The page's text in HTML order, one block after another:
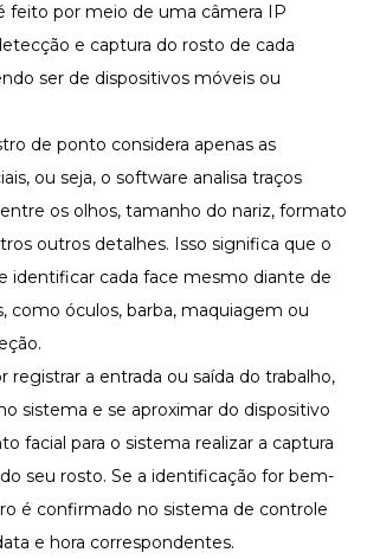
feito por meio de uma câmera IP
e captura do rosto de cada
ser de dispositivos móveis ou
de ponto considera apenas as
ou seja, o software analisa traços
os olhos, tamanho do nariz, formato
outros detalhes. Isso significa que o
identificar cada face mesmo diante de
como óculos, barba, maquiagem ou
registrar a entrada ou saída do trabalho,
sistema e se aproximar do dispositivo
facial para o sistema realizar a captura
seu rosto. Se a identificação for bem-
é confirmado no sistema de controle
e hora correspondentes.